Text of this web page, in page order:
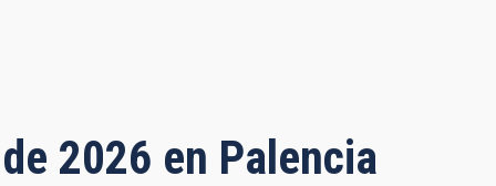
2026 en Palencia